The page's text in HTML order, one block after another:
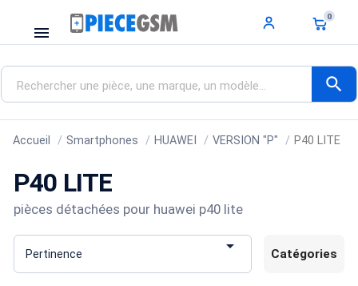
menu
0
search
Accueil Smartphones HUAWEI VERSION "P" P40 LITE
P40 LITE
pièces détachées pour huawei p40 lite
Pertinence  Catégories